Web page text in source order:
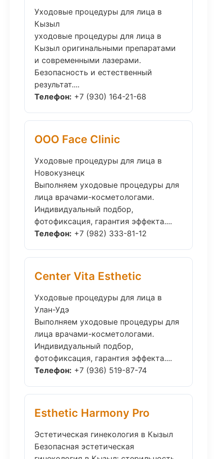
Уходовые процедуры для лица в
Кызыл
уходовые процедуры для лица в
Кызыл оригинальными препаратами
и современными лазерами.
Безопасность и естественный
результат....
Телефон: +7 (930) 164-21-68
ООО Face Clinic
Уходовые процедуры для лица в
Новокузнецк
Выполняем уходовые процедуры для
лица врачами-косметологами.
Индивидуальный подбор,
фотофиксация, гарантия эффекта....
Телефон: +7 (982) 333-81-12
Center Vita Esthetic
Уходовые процедуры для лица в
Улан-Удэ
Выполняем уходовые процедуры для
лица врачами-косметологами.
Индивидуальный подбор,
фотофиксация, гарантия эффекта....
Телефон: +7 (936) 519-87-74
Esthetic Harmony Pro
Эстетическая гинекология в Кызыл
Безопасная эстетическая